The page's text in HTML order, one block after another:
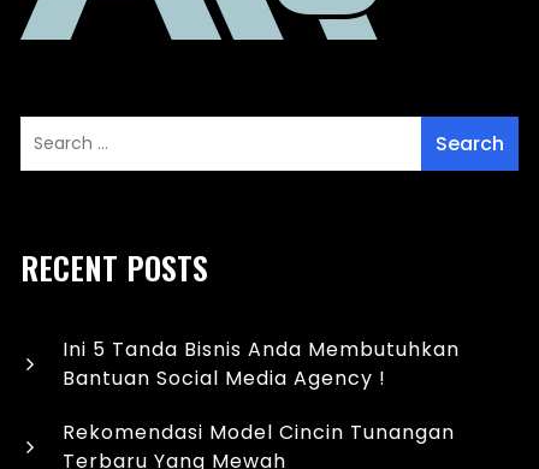
RECENT POSTS
Ini 5 Tanda Bisnis Anda Membutuhkan
Bantuan Social Media Agency !
Rekomendasi Model Cincin Tunangan
Terbaru Yang Mewah